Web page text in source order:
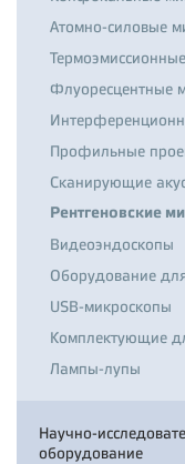
Атомно-силовые
Флуоресцентные
Профильные
Сканирующие
Рентгеновские
Видеоэндоскопы
Оборудование
USB-микроскопы
Комплектующие
Лампы-лупы
Научно-
оборудование